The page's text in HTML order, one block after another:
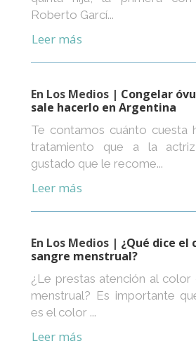
Roberto Garcí...
Leer más
En Los Medios | Congelar
sale hacerlo en Argentina
Te contamos cuánto cuesta
tratamiento que a la
gustado que le recome...
Leer más
En Los Medios | ¿Qué dice el
sangre menstrual?
¿Le prestas atención al color
menstrual? Es importante
es el color ...
Leer más